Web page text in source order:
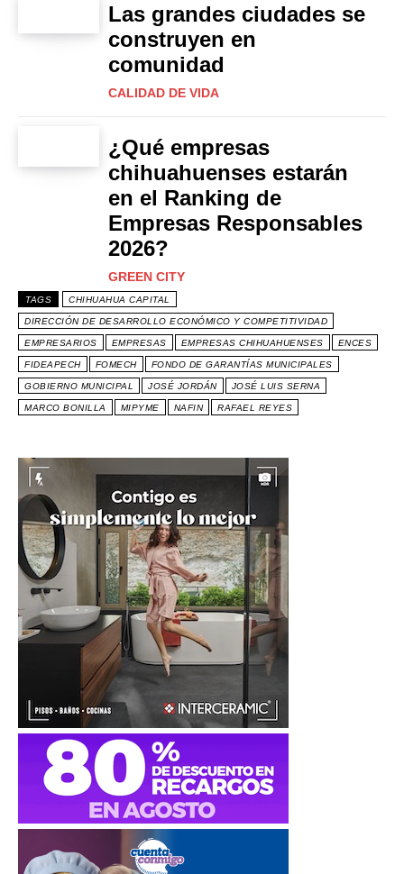
Las grandes ciudades se
construyen en
comunidad
CALIDAD DE VIDA
¿Qué empresas
chihuahuenses estarán
en el Ranking de
Empresas Responsables
2026?
GREEN CITY
TAGS CHIHUAHUA CAPITAL
DIRECCIÓN DE DESARROLLO ECONÓMICO Y COMPETITIVIDAD
EMPRESARIOS EMPRESAS EMPRESAS CHIHUAHUENSES ENCES
FIDEAPECH FOMECH FONDO DE GARANTÍAS MUNICIPALES
GOBIERNO MUNICIPAL JOSÉ JORDÁN JOSÉ LUIS SERNA
MARCO BONILLA MIPYME NAFIN RAFAEL REYES